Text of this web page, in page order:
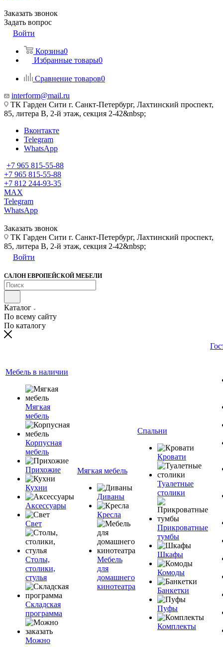
Заказать звонок
Задать вопрос
Войти
Корзина0
Избранные товары0
Сравнение товаров0
interform@mail.ru
ТК Гарден Сити г. Санкт-Петербург, Лахтинский проспект,
85, литера В, 2-й этаж, секция 2-42&nbsp;
Вконтакте
Telegram
WhatsApp
+7 965 815-55-88
+7 965 815-55-88
+7 812 244-93-35
MAX
Telegram
WhatsApp
Заказать звонок
ТК Гарден Сити г. Санкт-Петербург, Лахтинский проспект,
85, литера В, 2-й этаж, секция 2-42&nbsp;
Войти
САЛОН ЕВРОПЕЙСКОЙ МЕБЕЛИ
Каталог
По всему сайту
По каталогу
Мебель в наличии
Мягкая
мебель
Корпусная
мебель
Прихожие
Кухни
Аксессуары
Свет
Столы,
столики,
стулья
Складская
программа
Можно
Мягкая мебель
Диваны
Кресла
Мебель
для
домашнего
кинотеатра
Спальни
Кровати
Туалетные
столики
Прикроватные
тумбы
Шкафы
Комоды
Банкетки
Пуфы
Комплекты